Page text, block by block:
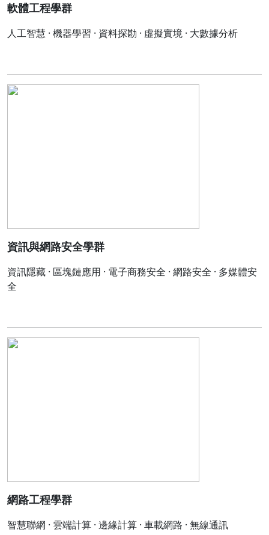
軟體工程學群
人工智慧 · 機器學習 · 資料探勘 · 虛擬實境 · 大數據分析
資訊與網路安全學群
資訊隱藏 · 區塊鏈應用 · 電子商務安全 · 網路安全 · 多媒體安
全
網路工程學群
智慧聯網 · 雲端計算 · 邊緣計算 · 車載網路 · 無線通訊